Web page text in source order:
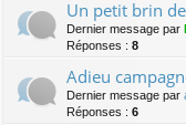
Un petit brin
Dernier message par
Réponses : 8
Adieu
Dernier message par
Réponses : 6